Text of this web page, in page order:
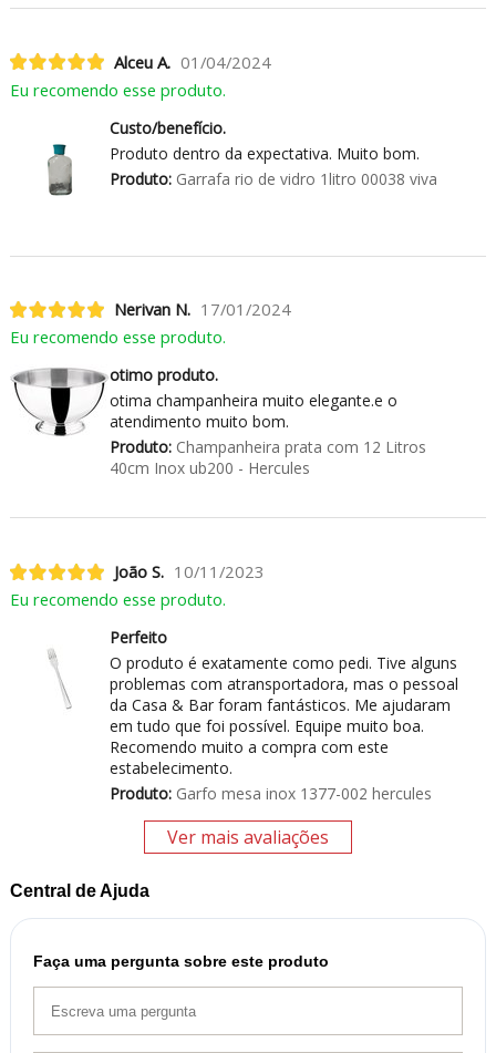
Alceu A. 01/04/2024
Eu recomendo esse produto.
Custo/benefício.
Produto dentro da expectativa. Muito bom.
Produto:Garrafa rio de vidro 1litro 00038 viva
Nerivan N. 17/01/2024
Eu recomendo esse produto.
otimo produto.
otima champanheira muito elegante.e o
atendimento muito bom.
Produto:Champanheira prata com 12 Litros
40cm Inox ub200 - Hercules
João S. 10/11/2023
Eu recomendo esse produto.
Perfeito
O produto é exatamente como pedi. Tive alguns
problemas com atransportadora, mas o pessoal
da Casa & Bar foram fantásticos. Me ajudaram
em tudo que foi possível. Equipe muito boa.
Recomendo muito a compra com este
estabelecimento.
Produto:Garfo mesa inox 1377-002 hercules
Ver mais avaliações
Central de Ajuda
Faça uma pergunta sobre este produto